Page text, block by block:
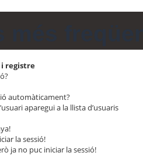
i registre
automàticament?
aparegui a la llista d’usuaris
la sessió!
ja no puc iniciar la sessió!